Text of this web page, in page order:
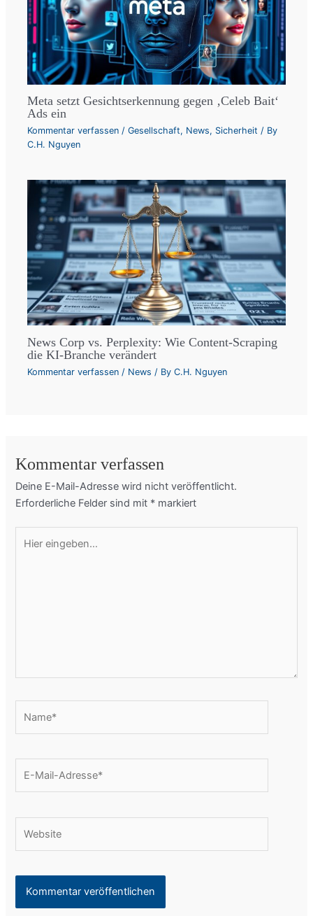
Meta setzt Gesichtserkennung gegen ‚Celeb Bait‘
Ads ein
Kommentar verfassen /Gesellschaft, News, Sicherheit / By
C.H. Nguyen
News Corp vs. Perplexity: Wie Content-Scraping
die KI-Branche verändert
Kommentar verfassen / News / ByC.H. Nguyen
Kommentar verfassen
Deine E-Mail-Adresse wird nicht veröffentlicht.
Erforderliche Felder sind mit * markiert
eingeben…